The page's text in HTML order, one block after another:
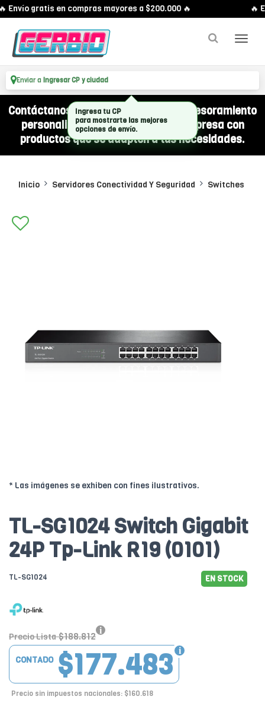
Envío gratis en compras mayores a $200.000 🔥 🔥
Enviar a Ingresar CP y ciudad
Contáctanos por WhatsApp y recibí asesoramiento
personalizado para equipar a tu empresa con
productos que se adapten a tus necesidades.
Inicio Servidores Conectividad Y Seguridad Switches
* Las imágenes se exhiben con fines ilustrativos.
TL-SG1024 Switch Gigabit
24P Tp-Link R19 (0101)
TL-SG1024 EN STOCK
Precio Lista $188.812
$177.483
CONTADO
Precio sin impuestos nacionales: $160.618
Ingresa tu CP
para mostrarte las mejores
opciones de envío.